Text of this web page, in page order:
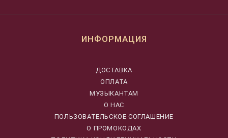
ИНФОРМАЦИЯ
ДОСТАВКА
ОПЛАТА
МУЗЫКАНТАМ
О НАС
ПОЛЬЗОВАТЕЛЬСКОЕ СОГЛАШЕНИЕ
О ПРОМОКОДАХ